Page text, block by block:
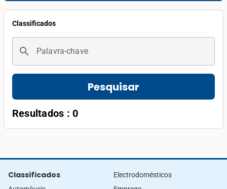
Classificados
search Palavra-chave
Pesquisar
Resultados : 0
Classificados
Electrodomésticos